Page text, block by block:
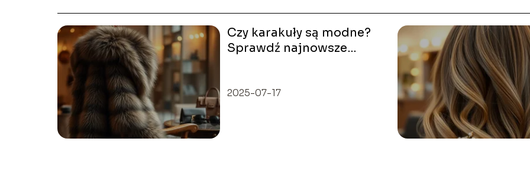
Czy karakuły są modne?
Sprawdź najnowsze
2025-07-17